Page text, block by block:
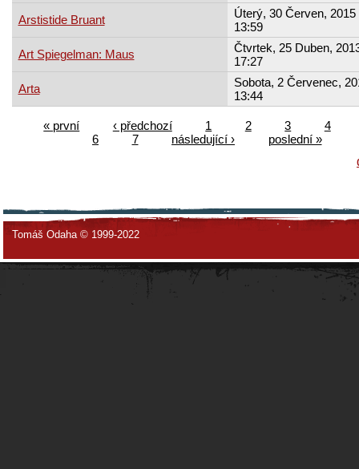
Arstistide Bruant
Úterý, 30 Červen, 2015
13:59
Art Spiegelman: Maus
Čtvrtek, 25 Duben,
17:27
Arta
Sobota, 2 Červenec,
13:44
« první ‹ předchozí 1 2 3
4
6
7 následující ›
poslední »
Tomáš Odaha © 1999-2022